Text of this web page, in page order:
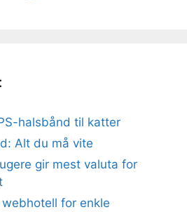
halsbånd til katter
Alt du må vite
gir mest valuta for
for enkle